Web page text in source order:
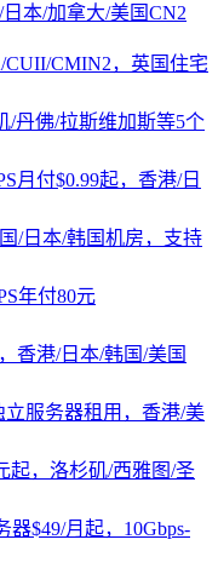
日本/加拿大/美国CN2
CUII/CMIN2，英国住宅
/丹佛/拉斯维加斯等5个
月付$0.99起，香港/日
/日本/韩国机房，支持
年付80元
香港/日本/韩国/美国
立服务器租用，香港/美
起，洛杉矶/西雅图/圣
器$49/月起，10Gbps-